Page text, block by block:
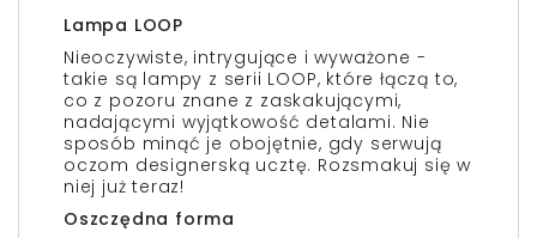
Lampa LOOP
Nieoczywiste, intrygujące i wyważone -
takie są lampy z serii LOOP, które łączą to,
co z pozoru znane z zaskakującymi,
nadającymi wyjątkowość detalami. Nie
sposób minąć je obojętnie, gdy serwują
oczom designerską ucztę. Rozsmakuj się w
niej już teraz!
Oszczędna forma